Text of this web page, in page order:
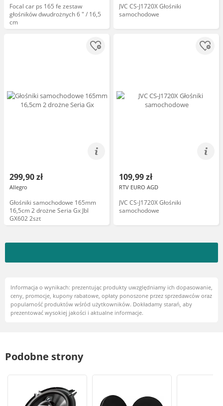
Focal car ps 165 fe zestaw
głośników dwudrożnych 6 " / 16,5
cm
JVC CS-J1720X Głośniki
samochodowe
299,90 zł
Allegro
Głośniki samochodowe 165mm
16,5cm 2 drożne Seria Gx Jbl
GX602 2szt
109,99 zł
RTV EURO AGD
JVC CS-J1720X Głośniki
samochodowe
Informacja o wynikach: prezentując produkty uwzględniamy ich dopasowanie,
ceny, promocje, kupony rabatowe, opłaty ponoszone przez sprzedawców oraz
popularność produktów wśród użytkowników. Dokładamy starań, aby
prezentować wysokiej jakości i aktualne informacje.
Podobne strony